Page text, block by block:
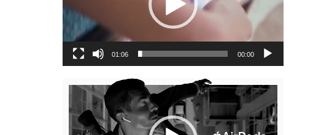
00:00
01:06
נגן
וידאו